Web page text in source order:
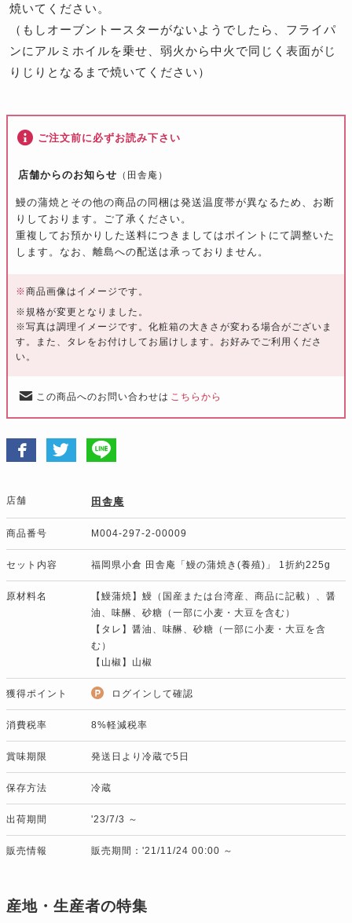
焼いてください。
（もしオーブントースターがないようでしたら、フライパ
ンにアルミホイルを乗せ、弱火から中火で同じく表面がじ
りじりとなるまで焼いてください）
ご注文前に必ずお読み下さい
店舗からのお知らせ （田舎庵）
鰻の蒲焼とその他の商品の同梱は発送温度帯が異なるため、お断
りしております。ご了承ください。
重複してお預かりした送料につきましてはポイントにて調整いた
します。なお、離島への配送は承っておりません。
※商品画像はイメージです。
※規格が変更となりました。
※写真は調理イメージです。化粧箱の大きさが変わる場合がございま
す。また、タレをお付けしてお届けします。お好みでご利用くださ
い。
この商品へのお問い合わせは こちらから
店舗 田舎庵
商品番号 M004-297-2-00009
セット内容 福岡県小倉 田舎庵「鰻の蒲焼き(養殖)」 1折約225g
原材料名
【鰻蒲焼】鰻（国産または台湾産、商品に記載）、醤
油、味醂、砂糖（一部に小麦・大豆を含む）
【タレ】醤油、味醂、砂糖（一部に小麦・大豆を含
む）
【山椒】山椒
獲得ポイント ログインして確認
消費税率 8%軽減税率
賞味期限 発送日より冷蔵で5日
保存方法 冷蔵
出荷期間 '23/7/3 ～
販売情報 販売期間：'21/11/24 00:00 ～
産地・生産者の特集